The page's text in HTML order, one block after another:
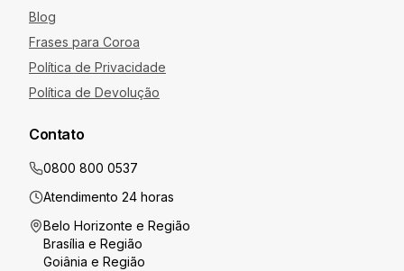
Blog
Frases para Coroa
Política de Privacidade
Política de Devolução
Contato
0800 800 0537
Atendimento 24 horas
Belo Horizonte e Região
Brasília e Região
Goiânia e Região